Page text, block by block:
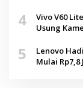
4
Vivo V60
Usung
5
Lenovo
Mulai Rp7,8